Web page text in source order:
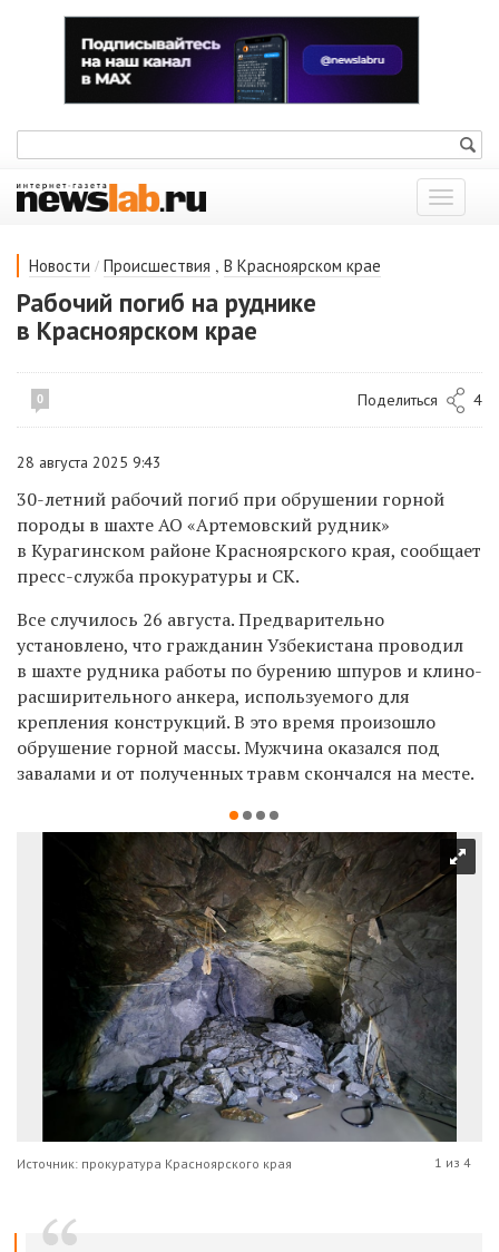
Показать
меню
Новости / Происшествия , В Красноярском крае
Рабочий погиб на руднике
в Красноярском крае
0 Поделиться 4
28 августа 2025 9:43
30-летний рабочий погиб при обрушении горной
породы в шахте АО «Артемовский рудник»
в Курагинском районе Красноярского края, сообщает
пресс-служба прокуратуры и СК.
Все случилось 26 августа. Предварительно
установлено, что гражданин Узбекистана проводил
в шахте рудника работы по бурению шпуров и клино-
расширительного анкера, используемого для
крепления конструкций. В это время произошло
обрушение горной массы. Мужчина оказался под
завалами и от полученных травм скончался на месте.
Источник: прокуратура Красноярского края 1 из 4